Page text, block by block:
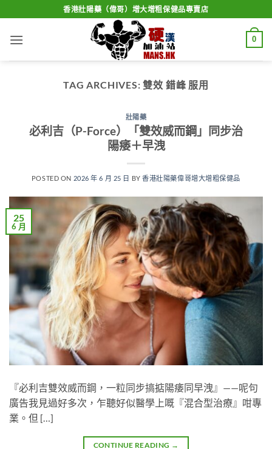
to
content
香港壯陽藥（偉哥）增大增粗保健品專賣店
0
TAG ARCHIVES:雙效 錯峰 服用
壯陽藥
必利吉（P-Force）「雙效威而鋼」同步治
陽痿＋早洩
POSTED ON 2026 年 6 月 25 日 BY香港壯陽藥偉哥增大增粗保健品
25
6 月
『必利吉雙效威而鋼，一粒同步搞掂陽痿同早洩』——呢句
廣告我見過好多次，乍聽好似醫學上嘅『混合型治療』咁專
業。但 […]
CONTINUE READING →